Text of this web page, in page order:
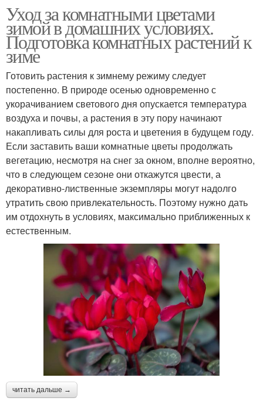
Уход за комнатными цветами
зимой в домашних условиях.
Подготовка комнатных растений к
зиме
Готовить растения к зимнему режиму следует
постепенно. В природе осенью одновременно с
укорачиванием светового дня опускается температура
воздуха и почвы, а растения в эту пору начинают
накапливать силы для роста и цветения в будущем году.
Если заставить ваши комнатные цветы продолжать
вегетацию, несмотря на снег за окном, вполне вероятно,
что в следующем сезоне они откажутся цвести, а
декоративно-лиственные экземпляры могут надолго
утратить свою привлекательность. Поэтому нужно дать
им отдохнуть в условиях, максимально приближенных к
естественным.
читать дальше →